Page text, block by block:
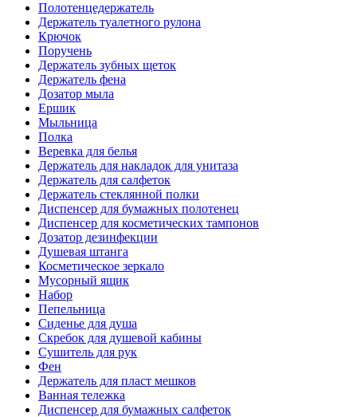
Полотенцедержатель
Держатель туалетного рулона
Крючок
Поручень
Держатель зубных щеток
Держатель фена
Дозатор мыла
Eршик
Мыльница
Полка
Веревка для белья
Держатель для накладок для унитаза
Держатель для салфеток
Держатель стеклянной полки
Диспенсер для бумажных полотенец
Диспенсер для косметических тампонов
Дозатор дезинфекции
Душевая штанга
Косметическое зеркало
Мусорный ящик
Набор
Пепельница
Сиденье для душа
Скребок для душевой кабины
Сушитель для рук
Фен
Держатель для пласт мешков
Ванная тележка
Диспенсер для бумажных салфеток